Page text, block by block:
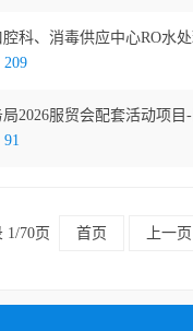
科、消毒供应中心RO水
209
2026服贸会配套活动项目
91
1/70页 首页 上一页